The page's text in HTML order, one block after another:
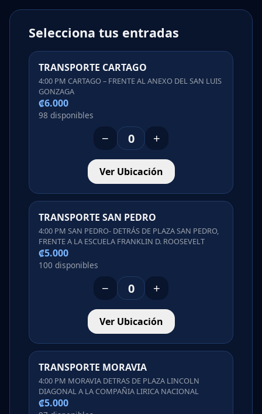
Selecciona tus entradas
TRANSPORTE CARTAGO
4:00 PM CARTAGO – FRENTE AL ANEXO DEL SAN LUIS
GONZAGA
₡6.000
98 disponibles
− +
Ver Ubicación
TRANSPORTE SAN PEDRO
4:00 PM SAN PEDRO- DETRÁS DE PLAZA SAN PEDRO,
FRENTE A LA ESCUELA FRANKLIN D. ROOSEVELT
₡5.000
100 disponibles
− +
Ver Ubicación
TRANSPORTE MORAVIA
4:00 PM MORAVIA DETRAS DE PLAZA LINCOLN
DIAGONAL A LA COMPAÑIA LIRICA NACIONAL
₡5.000